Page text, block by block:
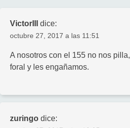
VictorIII dice:
octubre 27, 2017 a las 11:51
A nosotros con el 155 no nos
foral y les engañamos.
zuringo dice: